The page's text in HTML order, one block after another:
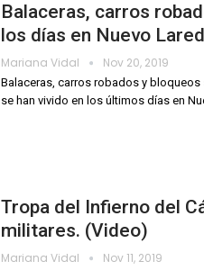
Balaceras, carros
los días en Nuevo
Mariana Vidal Nov 20, 2019
Balaceras, carros robados y
se han vivido en los últimos días en
Tropa del Infierno del
militares. (Video)
Mariana Vidal Nov 11, 2019